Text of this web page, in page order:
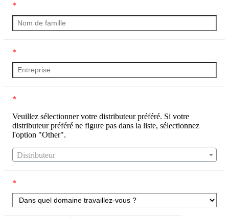
*
*
*
Veuillez sélectionner votre distributeur préféré. Si votre
distributeur préféré ne figure pas dans la liste, sélectionnez
l'option "Other".
Distributeur
*